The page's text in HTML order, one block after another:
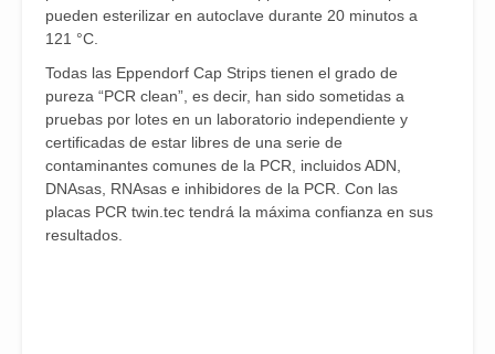
pueden esterilizar en autoclave durante 20 minutos a
121 °C.
Todas las Eppendorf Cap Strips tienen el grado de
pureza “PCR clean”, es decir, han sido sometidas a
pruebas por lotes en un laboratorio independiente y
certificadas de estar libres de una serie de
contaminantes comunes de la PCR, incluidos ADN,
DNAsas, RNAsas e inhibidores de la PCR. Con las
placas PCR twin.tec tendrá la máxima confianza en sus
resultados.